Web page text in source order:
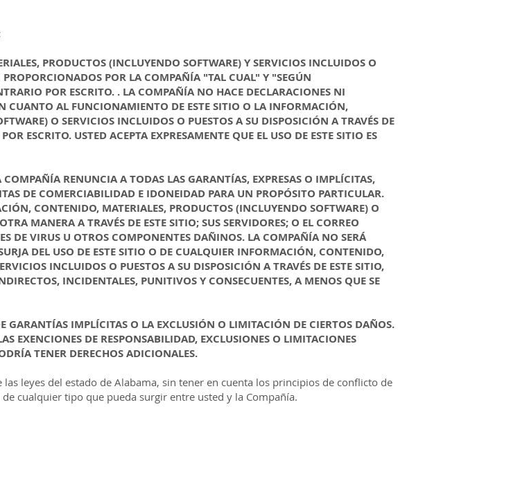
PRODUCTOS (INCLUYENDO SOFTWARE) Y SERVICIOS INCLUIDOS O
PROPORCIONADOS POR LA COMPAÑÍA "TAL CUAL" Y "SEGÚN
POR ESCRITO. . LA COMPAÑÍA NO HACE DECLARACIONES NI
CUANTO AL FUNCIONAMIENTO DE ESTE SITIO O LA INFORMACIÓN,
O SERVICIOS INCLUIDOS O PUESTOS A SU DISPOSICIÓN A TRAVÉS DE
ESCRITO. USTED ACEPTA EXPRESAMENTE QUE EL USO DE ESTE SITIO ES
RENUNCIA A TODAS LAS GARANTÍAS, EXPRESAS O IMPLÍCITAS,
DE COMERCIABILIDAD E IDONEIDAD PARA UN PROPÓSITO PARTICULAR.
CONTENIDO, MATERIALES, PRODUCTOS (INCLUYENDO SOFTWARE) O
MANERA A TRAVÉS DE ESTE SITIO; SUS SERVIDORES; O EL CORREO
DE VIRUS U OTROS COMPONENTES DAÑINOS. LA COMPAÑÍA NO SERÁ
DEL USO DE ESTE SITIO O DE CUALQUIER INFORMACIÓN, CONTENIDO,
INCLUIDOS O PUESTOS A SU DISPOSICIÓN A TRAVÉS DE ESTE SITIO,
INCIDENTALES, PUNITIVOS Y CONSECUENTES, A MENOS QUE SE
GARANTÍAS IMPLÍCITAS O LA EXCLUSIÓN O LIMITACIÓN DE CIERTOS DAÑOS.
EXENCIONES DE RESPONSABILIDAD, EXCLUSIONES O LIMITACIONES
TENER DERECHOS ADICIONALES.
leyes del estado de Alabama, sin tener en cuenta los principios de conflicto de
cualquier tipo que pueda surgir entre usted y la Compañía.